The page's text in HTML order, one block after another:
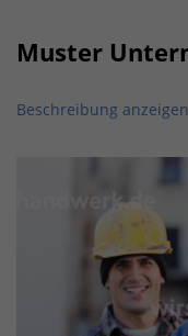
Muster
Beschreibung anzeigen